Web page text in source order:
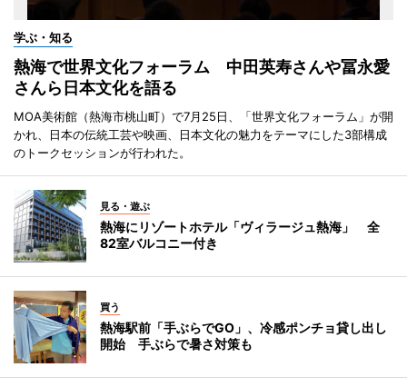
学ぶ・知る
熱海で世界文化フォーラム 中田英寿さんや冨永愛
さんら日本文化を語る
MOA美術館（熱海市桃山町）で7月25日、「世界文化フォーラム」が開
かれ、日本の伝統工芸や映画、日本文化の魅力をテーマにした3部構成
のトークセッションが行われた。
見る・遊ぶ
熱海にリゾートホテル「ヴィラージュ熱海」 全
82室バルコニー付き
買う
熱海駅前「手ぶらでGO」、冷感ポンチョ貸し出し
開始 手ぶらで暑さ対策も